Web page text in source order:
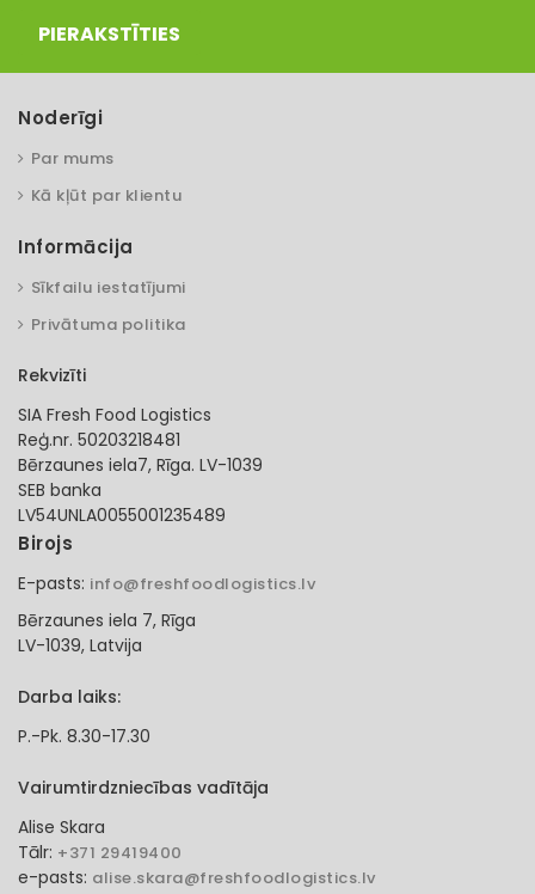
PIERAKSTĪTIES
Noderīgi
Par mums
Kā kļūt par klientu
Informācija
Sīkfailu iestatījumi
Privātuma politika
Rekvizīti
SIA Fresh Food Logistics
Reģ.nr. 50203218481
Bērzaunes iela7, Rīga. LV-1039
SEB banka
LV54UNLA0055001235489
Birojs
E-pasts: info@freshfoodlogistics.lv
Bērzaunes iela 7, Rīga
LV-1039, Latvija
Darba laiks:
P.-Pk. 8.30-17.30
Vairumtirdzniecības vadītāja
Alise Skara
Tālr: +371 29419400
e-pasts: alise.skara@freshfoodlogistics.lv